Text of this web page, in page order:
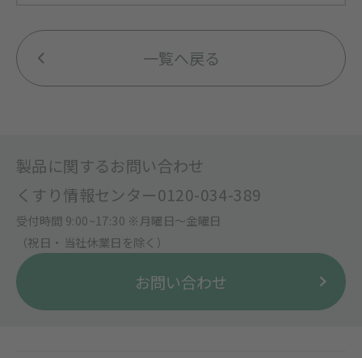
一覧へ戻る
製品に関するお問い合わせ
くすり情報センター0120-034-389
受付時間 9:00~17:30 ※月曜日〜金曜日
（祝日・当社休業日を除く）
お問い合わせ